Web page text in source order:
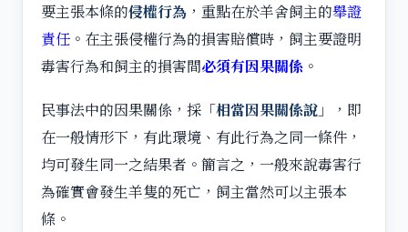
要主張本條的侵權行為 ，重點在於羊舍飼主的舉證
責任 。在主張侵權行為的損害賠償時，飼主要證明
毒害行為和飼主的損害間必須有因果關係 。
民事法中的因果關係，採「相當因果關係說 」，即
在一般情形下，有此環境、有此行為之同一條件，
均可發生同一之結果者。簡言之，一般來說毒害行
為確實會發生羊隻的死亡，飼主當然可以主張本
條。